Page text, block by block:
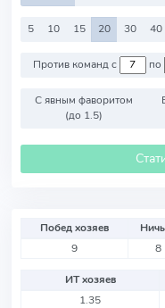
5 10 15 20 30 40
Против команд с по
С явным фаворитом
(до 1.5)
Побед хозяев
9
8
ИТ хозяев
1.35